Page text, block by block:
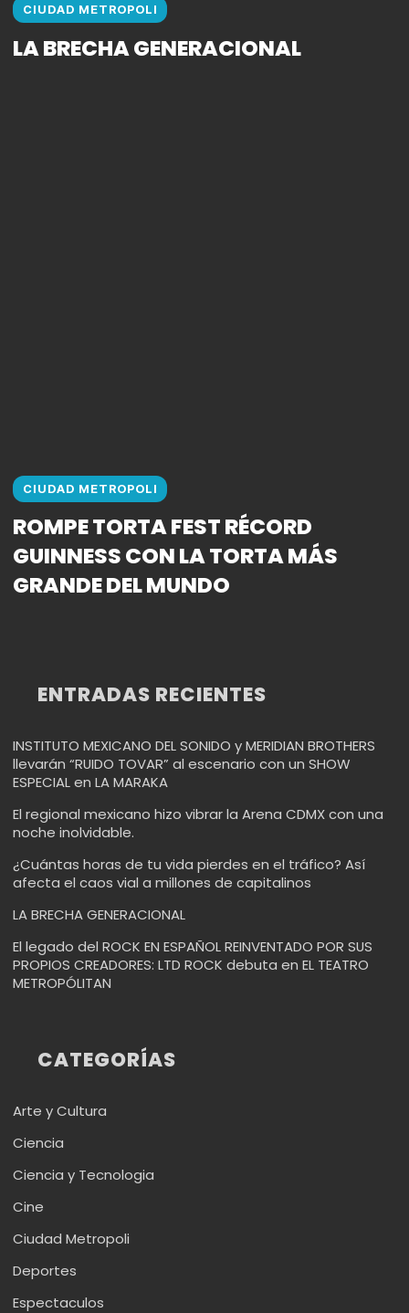
CIUDAD METROPOLI
LA BRECHA GENERACIONAL
CIUDAD METROPOLI
ROMPE TORTA FEST RÉCORD
GUINNESS CON LA TORTA MÁS
GRANDE DEL MUNDO
ENTRADAS RECIENTES
INSTITUTO MEXICANO DEL SONIDO y MERIDIAN BROTHERS
llevarán “RUIDO TOVAR” al escenario con un SHOW
ESPECIAL en LA MARAKA
El regional mexicano hizo vibrar la Arena CDMX con una
noche inolvidable.
¿Cuántas horas de tu vida pierdes en el tráfico? Así
afecta el caos vial a millones de capitalinos
LA BRECHA GENERACIONAL
El legado del ROCK EN ESPAÑOL REINVENTADO POR SUS
PROPIOS CREADORES: LTD ROCK debuta en EL TEATRO
METROPÓLITAN
CATEGORÍAS
Arte y Cultura
Ciencia
Ciencia y Tecnologia
Cine
Ciudad Metropoli
Deportes
Espectaculos